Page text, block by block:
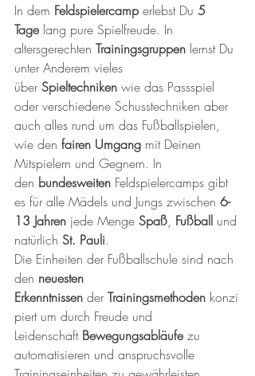
In dem Feldspielercamp erlebst Du 5
Tage lang pure Spielfreude. In
altersgerechten Trainingsgruppen lernst Du
unter Anderem vieles
über Spieltechniken wie das Passspiel
oder verschiedene Schusstechniken aber
auch alles rund um das Fußballspielen,
wie den fairen Umgang mit Deinen
Mitspielern und Gegnern. In
den bundesweiten Feldspielercamps gibt
es für alle Mädels und Jungs zwischen 6-
13 Jahren jede Menge Spaß, Fußball und
natürlich St. Pauli.
Die Einheiten der Fußballschule sind nach
den neuesten
Erkenntnissen der Trainingsmethoden konzi
piert um durch Freude und
Leidenschaft Bewegungsabläufe zu
automatisieren und anspruchsvolle